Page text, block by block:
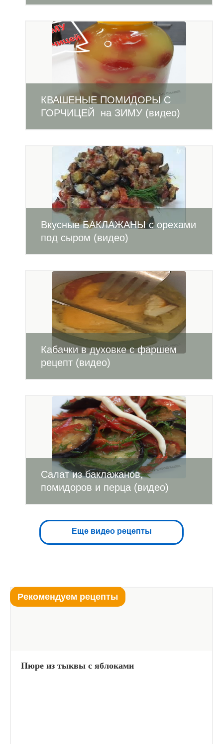
КВАШЕНЫЕ ПОМИДОРЫ С
ГОРЧИЦЕЙ на ЗИМУ (видео)
Вкусные БАКЛАЖАНЫ с орехами
под сыром (видео)
Кабачки в духовке с фаршем
рецепт (видео)
Салат из баклажанов,
помидоров и перца (видео)
Еще видео рецепты
Рекомендуем рецепты
Пюре из тыквы с яблоками